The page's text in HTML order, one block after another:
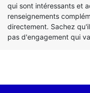
qui sont intéressants et
renseignements
directement. Sachez
pas d'engagement qui